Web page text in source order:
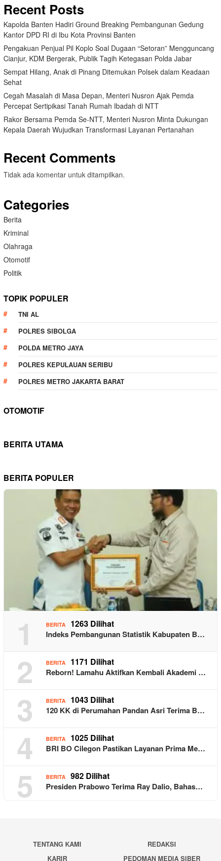
Recent Posts
Kapolda Banten Hadiri Ground Breaking Pembangunan Gedung
Kantor DPD RI di Ibu Kota Provinsi Banten
Pengakuan Penjual Pil Koplo Soal Dugaan “Setoran” Mengguncang
Cianjur, KDM Bergerak, Publik Tagih Ketegasan Polda Jabar
Sempat Hilang, Anak di Pinang Ditemukan Polsek dalam Keadaan
Sehat
Cegah Masalah di Masa Depan, Menteri Nusron Ajak Pemda
Percepat Sertipikasi Tanah Rumah Ibadah di NTT
Rakor Bersama Pemda Se-NTT, Menteri Nusron Minta Dukungan
Kepala Daerah Wujudkan Transformasi Layanan Pertanahan
Recent Comments
Tidak ada komentar untuk ditampilkan.
Categories
Berita
Kriminal
Olahraga
Otomotif
Politik
TOPIK POPULER
TNI AL
POLRES SIBOLGA
POLDA METRO JAYA
POLRES KEPULAUAN SERIBU
POLRES METRO JAKARTA BARAT
OTOMOTIF
BERITA UTAMA
BERITA POPULER
1 BERITA 1263 Dilihat
Indeks Pembangunan Statistik Kabupaten B…
2 BERITA 1171 Dilihat
Reborn! Lamahu Aktifkan Kembali Akademi …
3 BERITA 1043 Dilihat
120 KK di Perumahan Pandan Asri Terima B…
4 BERITA 1025 Dilihat
BRI BO Cilegon Pastikan Layanan Prima Me…
5 BERITA 982 Dilihat
Presiden Prabowo Terima Ray Dalio, Bahas…
TENTANG KAMI
REDAKSI
KARIR
PEDOMAN MEDIA SIBER